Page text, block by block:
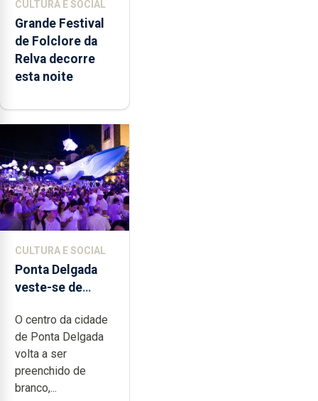
CULTURA E SOCIAL
Grande Festival
de Folclore da
Relva decorre
esta noite
CULTURA E SOCIAL
Ponta Delgada
veste-se de
O centro da cidade
de Ponta Delgada
volta a ser
preenchido de
branco,...